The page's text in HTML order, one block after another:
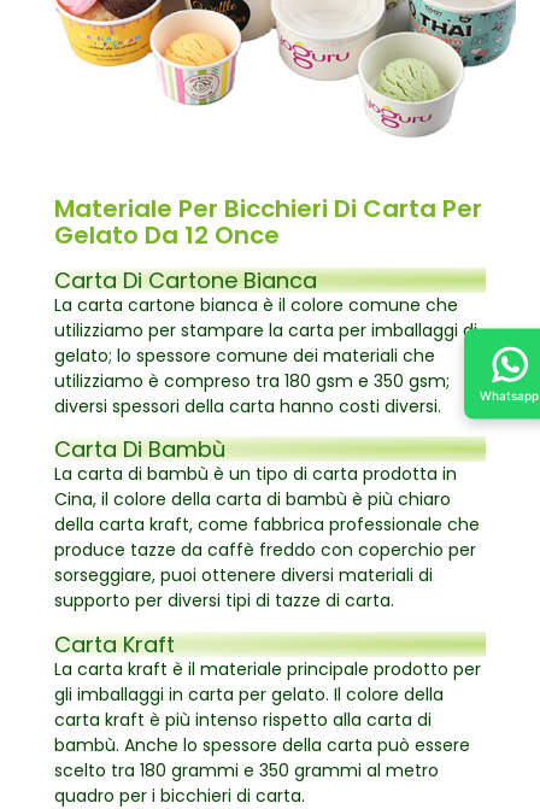
Materiale Per Bicchieri Di Carta Per
Gelato Da 12 Once
Carta Di Cartone Bianca
La carta cartone bianca è il colore comune che
utilizziamo per stampare la carta per imballaggi di
gelato; lo spessore comune dei materiali che
utilizziamo è compreso tra 180 gsm e 350 gsm;
diversi spessori della carta hanno costi diversi.
Carta Di Bambù
La carta di bambù è un tipo di carta prodotta in
Cina, il colore della carta di bambù è più chiaro
della carta kraft, come fabbrica professionale che
produce tazze da caffè freddo con coperchio per
sorseggiare, puoi ottenere diversi materiali di
supporto per diversi tipi di tazze di carta.
Carta Kraft
La carta kraft è il materiale principale prodotto per
gli imballaggi in carta per gelato. Il colore della
carta kraft è più intenso rispetto alla carta di
bambù. Anche lo spessore della carta può essere
scelto tra 180 grammi e 350 grammi al metro
quadro per i bicchieri di carta.
Whatsapp